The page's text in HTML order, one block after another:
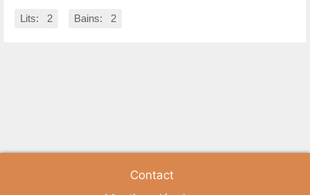
Lits: 2 Bains: 2
Contact